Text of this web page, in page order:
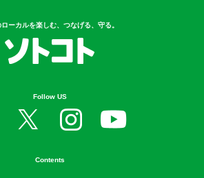
ローカルを楽しむ、つなげる、守る。
Follow US
Contents